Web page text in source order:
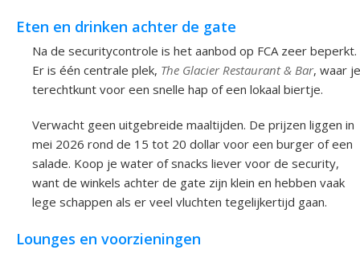
Eten en drinken achter de gate
Na de securitycontrole is het aanbod op FCA zeer beperkt.
Er is één centrale plek, The Glacier Restaurant & Bar, waar je
terechtkunt voor een snelle hap of een lokaal biertje.
Verwacht geen uitgebreide maaltijden. De prijzen liggen in
mei 2026 rond de 15 tot 20 dollar voor een burger of een
salade. Koop je water of snacks liever voor de security,
want de winkels achter de gate zijn klein en hebben vaak
lege schappen als er veel vluchten tegelijkertijd gaan.
Lounges en voorzieningen